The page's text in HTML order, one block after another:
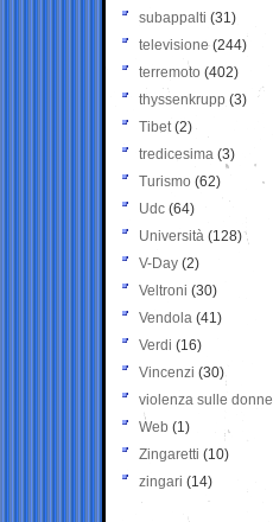
subappalti (31)
televisione(244)
terremoto (402)
thyssenkrupp (3)
Tibet(2)
tredicesima (3)
Turismo (62)
Udc (64)
Università (128)
V-Day (2)
Veltroni (30)
Vendola (41)
Verdi (16)
Vincenzi (30)
violenza sulle donne
Web (1)
Zingaretti (10)
zingari (14)